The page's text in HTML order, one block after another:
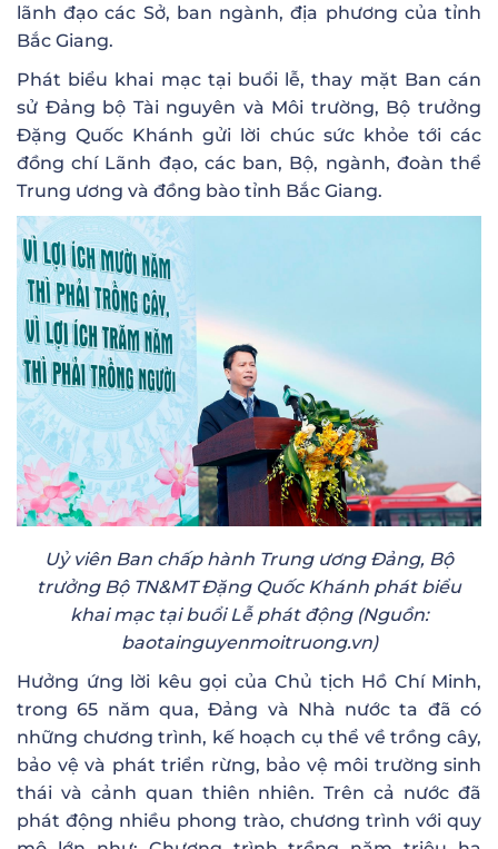
lãnh đạo các Sở, ban ngành, địa phương của tỉnh
Bắc Giang.
Phát biểu khai mạc tại buổi lễ, thay mặt Ban cán
sử Đảng bộ Tài nguyên và Môi trường, Bộ trưởng
Đặng Quốc Khánh gửi lời chúc sức khỏe tới các
đồng chí Lãnh đạo, các ban, Bộ, ngành, đoàn thể
Trung ương và đồng bào tỉnh Bắc Giang.
Uỷ viên Ban chấp hành Trung ương Đảng, Bộ
trưởng Bộ TN&MT Đặng Quốc Khánh phát biểu
khai mạc tại buổi Lễ phát động (Nguồn:
baotainguyenmoitruong.vn)
Hưởng ứng lời kêu gọi của Chủ tịch Hồ Chí Minh,
trong 65 năm qua, Đảng và Nhà nước ta đã có
những chương trình, kế hoạch cụ thể về trồng cây,
bảo vệ và phát triển rừng, bảo vệ môi trường sinh
thái và cảnh quan thiên nhiên. Trên cả nước đã
phát động nhiều phong trào, chương trình với quy